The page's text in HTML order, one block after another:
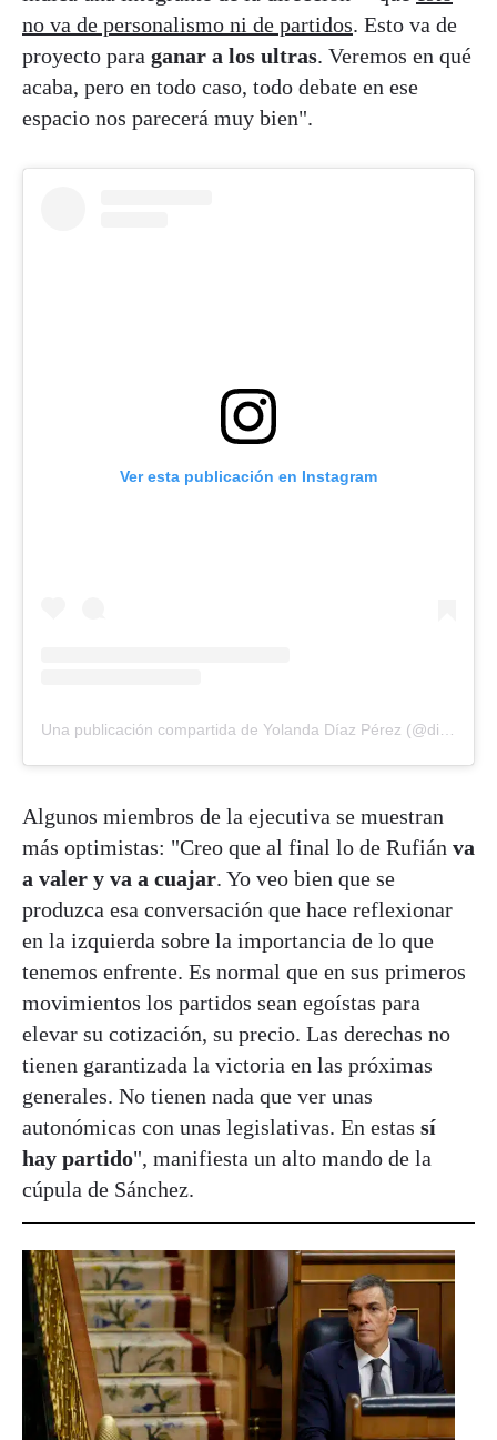
no va de personalismo ni de partidos. Esto va de
proyecto para ganar a los ultras. Veremos en qué
acaba, pero en todo caso, todo debate en ese
espacio nos parecerá muy bien".
Ver esta publicación en Instagram
Algunos miembros de la ejecutiva se muestran
más optimistas: "Creo que al final lo de Rufián va
a valer y va a cuajar. Yo veo bien que se
produzca esa conversación que hace reflexionar
en la izquierda sobre la importancia de lo que
tenemos enfrente. Es normal que en sus primeros
movimientos los partidos sean egoístas para
elevar su cotización, su precio. Las derechas no
tienen garantizada la victoria en las próximas
generales. No tienen nada que ver unas
autonómicas con unas legislativas. En estas sí
hay partido", manifiesta un alto mando de la
cúpula de Sánchez.